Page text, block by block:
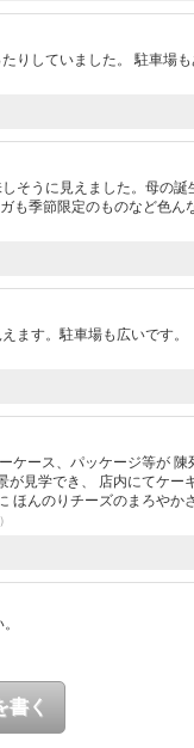
りしていました。 駐車場
そうに見えました。母の誕
も季節限定のものなど色ん
ます。駐車場も広いです。
ケース、パッケージ等が 陳
見学でき、 店内にてケー
ほんのりチーズのまろやか
書く